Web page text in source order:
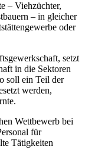
– Viehzüchter,
– in gleicher
oder
setzt
in die Sektoren
soll ein Teil der
werden,
Wettbewerb bei
für
Tätigkeiten